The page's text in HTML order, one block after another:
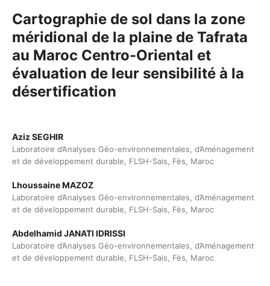
Cartographie de sol dans la zone
méridional de la plaine de Tafrata
au Maroc Centro-Oriental et
évaluation de leur sensibilité à la
désertification
Aziz SEGHIR
Laboratoire d’Analyses Géo-environnementales, d’Aménagement
et de développement durable, FLSH-Sais, Fès, Maroc
Lhoussaine MAZOZ
Laboratoire d’Analyses Géo-environnementales, d’Aménagement
et de développement durable, FLSH-Sais, Fès, Maroc
Abdelhamid JANATI IDRISSI
Laboratoire d’Analyses Géo-environnementales, d’Aménagement
et de développement durable, FLSH-Sais, Fès, Maroc